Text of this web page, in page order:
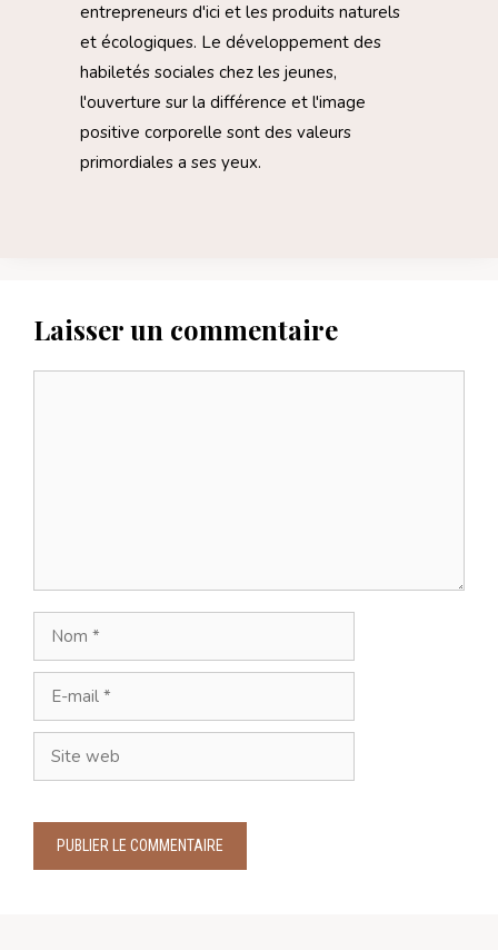
entrepreneurs d'ici et les produits naturels
et écologiques. Le développement des
habiletés sociales chez les jeunes,
l'ouverture sur la différence et l'image
positive corporelle sont des valeurs
primordiales a ses yeux.
Laisser un commentaire
Nom
mail
Site
web